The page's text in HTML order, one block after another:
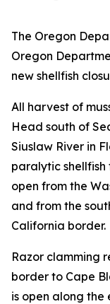
The Oregon
Oregon
new shellfish
All harvest of
Head south of
Siuslaw River in
paralytic shellfish
open from the
and from the
California border.
Razor clamming
border to Cape
is open along the